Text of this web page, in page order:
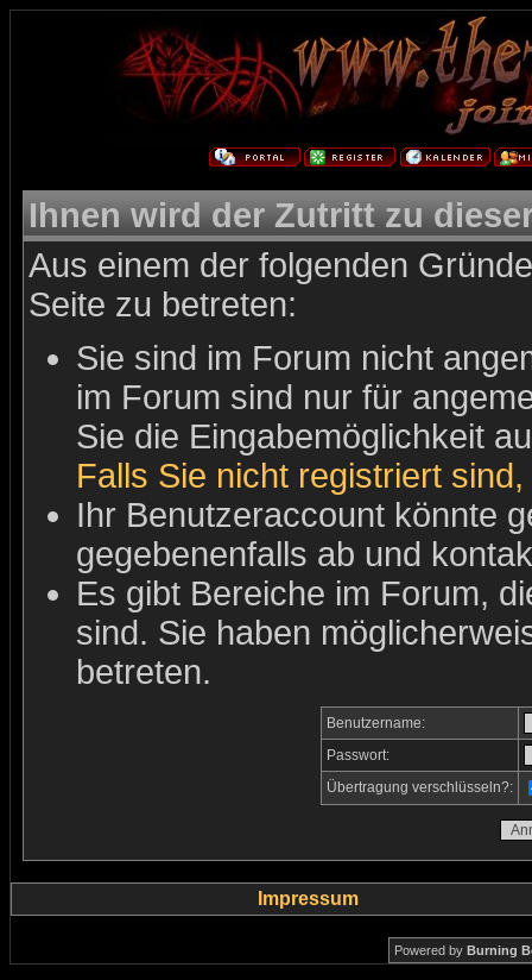
Ihnen wird der Zutritt zu
Aus einem der folgenden
Seite zu betreten:
Sie sind im Forum nicht
im Forum sind nur für
Sie die Eingabemöglichkeit
Falls Sie nicht registriert
Ihr Benutzeraccount könnte
gegebenenfalls ab und
Es gibt Bereiche im Forum,
sind. Sie haben
betreten.
Benutzername:
Passwort:
Übertragung verschlüsseln?:
Impressum
Powered by Burning